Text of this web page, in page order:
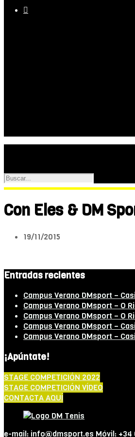

Con Eles & DM
19/11/2015
Entradas recientes
Campus Verano DMsport –
Campus Verano DMsport – O
Campus Verano DMsport – O
Campus Verano DMsport –
Campus Verano DMsport –
¡Apúntate!
STAGE COMPETICIÓN 2022
STAGE COMPETICIÓN VÍDEO
CONTACTA AQUÍ
e-mail: info@dmsport.es Móvil: +34